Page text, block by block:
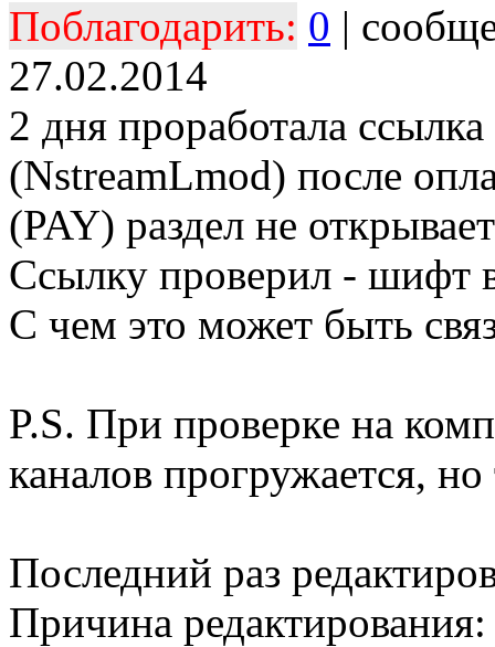
Поблагодарить: 0 |
27.02.2014
2 дня проработала
(NstreamLmod) после
(PAY) раздел не
Ссылку проверил - шифт
С чем это может быть
P.S. При проверке на
каналов прогружается,
Последний раз
Причина